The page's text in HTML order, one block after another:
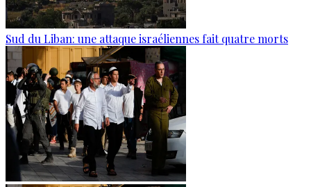
Sud du Liban: une attaque israéliennes fait quatre morts